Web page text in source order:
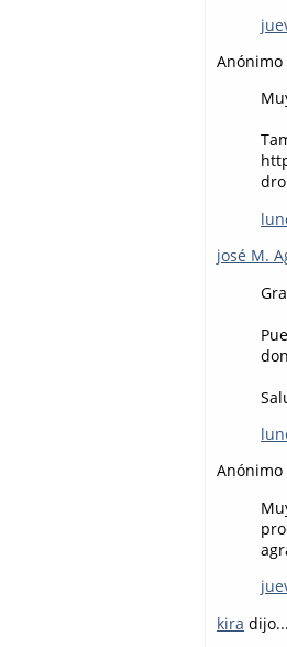
Anónimo
josé M.
Anónimo
kira dijo...